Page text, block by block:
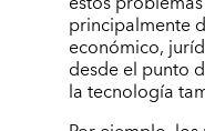
principalmente
económico,
desde el punto
la tecnología